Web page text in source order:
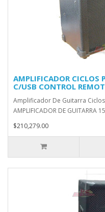
AMPLIFICADOR CICLOS
C/USB CONTROL
Amplificador De Guitarra
AMPLIFICADOR DE GUITARRA
$210,279.00